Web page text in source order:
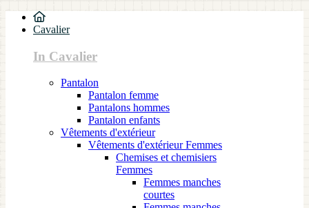
Cavalier
In Cavalier
Pantalon
Pantalon femme
Pantalons hommes
Pantalon enfants
Vêtements d'extérieur
Vêtements d'extérieur Femmes
Chemises et chemisiers
Femmes
Femmes manches
courtes